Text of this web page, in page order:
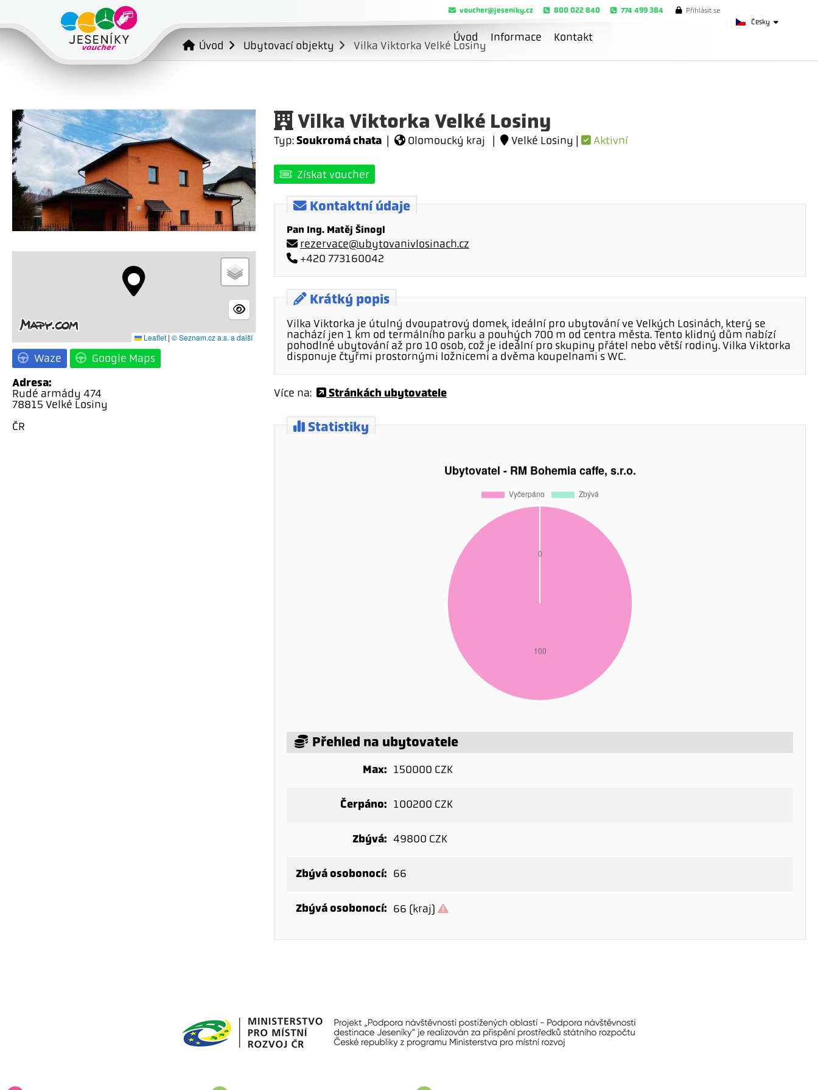
Česky
voucher@jeseniky.cz 800 022 840 774 499 384 Přihlásit se
Úvod Informace Kontakt
Úvod Ubytovací objekty Vilka Viktorka Velké Losiny
Leaflet | © Seznam.cz a.s. a další
Waze Google Maps
Adresa:
Rudé armády 474
78815 Velké Losiny
ČR
Vilka Viktorka Velké Losiny
Typ: Soukromá chata Olomoucký kraj | Velké Losiny | Aktivní
Získat voucher
Kontaktní údaje
Pan Ing. Matěj Šinogl
rezervace@ubytovanivlosinach.cz
+420 773160042
Krátký popis
Vilka Viktorka je útulný dvoupatrový domek, ideální pro ubytování ve Velkých Losinách, který se
nachází jen 1 km od termálního parku a pouhých 700 m od centra města. Tento klidný dům nabízí
pohodlné ubytování až pro 10 osob, což je ideální pro skupiny přátel nebo větší rodiny. Vilka Viktorka
disponuje čtyřmi prostornými ložnicemi a dvěma koupelnami s WC.
Více na: Stránkách ubytovatele
Statistiky
Přehled na ubytovatele
Max: 150000 CZK
Čerpáno: 100200 CZK
Zbývá: 49800 CZK
Zbývá osobonocí: 66
Zbývá osobonocí: 66 (kraj)